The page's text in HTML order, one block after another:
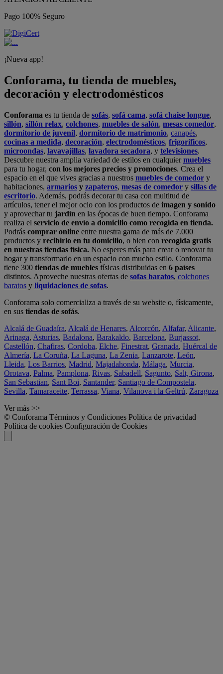
Pago 100% Seguro
¡Nueva app!
Conforama, tu tienda de muebles,
decoración y electrodomésticos
Conforama es tu tienda de sofás, sofá cama, sofá chaise longue,
sillón, sillón relax, colchones, muebles de salón, mesas comedor,
dormitorio de juvenil, dormitorio de matrimonio, canapés,
cocinas a medida, decoración, electrodomésticos, frigoríficos,
microondas, lavavajillas, lavadora secadora, y televisiones.
Descubre nuestra amplia variedad de estilos en cualquiermuebles
para tu hogar, con los mejores precios y promociones. Crea el
espacio en el que vives gracias a nuestros muebles de comedor y
habitaciones, armarios y zapateros, mesas de comedor y sillas de
escritorio. Además, podrás decorar tu casa con multitud de
artículos, tener el mejor ocio con los productos de imagen y sonido
y aprovechar tu jardín en las épocas de buen tiempo. Conforama
realiza el servicio de envío a domicilio como recogida en tienda.
Podrás comprar online entre nuestra gama de más de 7.000
productos y recibirlo en tu domicilio, o bien con recogida gratis
en nuestras tiendas física. No esperes más para crear o renovar tu
hogar y transformarlo en un espacio con mucho estilo. Conforama
tiene 300 tiendas de muebles físicas distribuidas en 6 países
distintos. Aproveche nuestras ofertas de sofas baratos, colchones
baratos y liquidaciones de sofas.
Conforama solo comercializa a través de su website o, físicamente,
en sus tiendas de sofás.
Alcalá de Guadaíra, Alcalá de Henares, Alcorcón, Alfafar, Alicante,
Arinaga, Asturias, Badalona, Barakaldo, Barcelona, Burjassot,
Castellón, Chafiras, Cordoba, Elche, Finestrat, Granada, Huércal de
Almería, La Coruña, La Laguna, La Zenia, Lanzarote, León,
Lleida, Los Barrios, Madrid, Majadahonda, Málaga, Murcia,
Orotava, Palma, Pamplona, Rivas, Sabadell, Sagunto, Salt, Girona,
San Sebastian, Sant Boi, Santander, Santiago de Compostela,
Sevilla, Tamaraceite, Terrassa, Viana, Vilanova i la Geltrú, Zaragoza
Ver más >>
© Conforama Términos y Condiciones Política de privacidad
Política de cookies Configuración de Cookies